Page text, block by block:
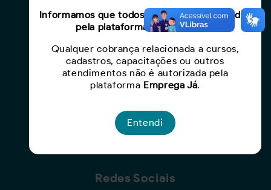
Para Candidatos
Cadastro de Currículo
Capacite-se
Criar Oportunidade
Redes Sociais
Informamos que todos os serviços oferecidos
pela plataforma são gratuitos.
Qualquer cobrança relacionada a cursos,
cadastros, capacitações ou outros
atendimentos não é autorizada pela
plataforma Emprega Já.
Entendi